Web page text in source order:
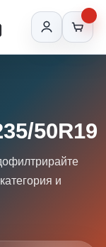
50R19
и